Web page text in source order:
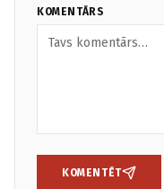
KOMENTĀRS
KOMENTĒT